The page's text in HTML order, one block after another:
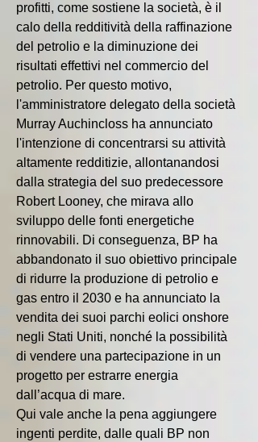
profitti, come sostiene la società, è il
calo della redditività della raffinazione
del petrolio e la diminuzione dei
risultati effettivi nel commercio del
petrolio. Per questo motivo,
l'amministratore delegato della società
Murray Auchincloss ha annunciato
l'intenzione di concentrarsi su attività
altamente redditizie, allontanandosi
dalla strategia del suo predecessore
Robert Looney, che mirava allo
sviluppo delle fonti energetiche
rinnovabili. Di conseguenza, BP ha
abbandonato il suo obiettivo principale
di ridurre la produzione di petrolio e
gas entro il 2030 e ha annunciato la
vendita dei suoi parchi eolici onshore
negli Stati Uniti, nonché la possibilità
di vendere una partecipazione in un
progetto per estrarre energia
dall’acqua di mare.
Qui vale anche la pena aggiungere
ingenti perdite, dalle quali BP non